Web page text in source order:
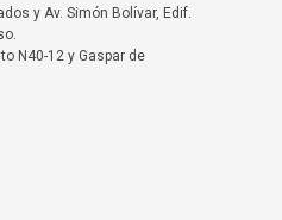
y Av. Simón Bolívar, Edif.
N40-12 y Gaspar de